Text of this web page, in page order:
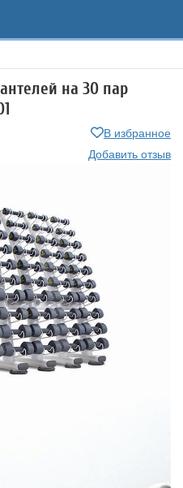
на 30 пар
В избранное
Добавить отзыв